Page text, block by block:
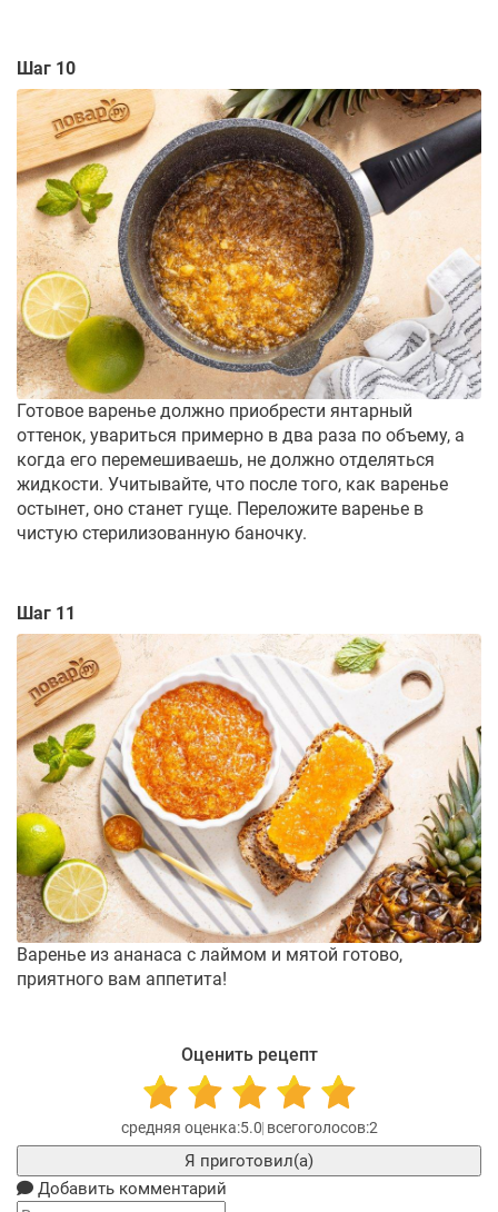
Шаг 10
Готовое варенье должно приобрести янтарный
оттенок, увариться примерно в два раза по объему, а
когда его перемешиваешь, не должно отделяться
жидкости. Учитывайте, что после того, как варенье
остынет, оно станет гуще. Переложите варенье в
чистую стерилизованную баночку.
Шаг 11
Варенье из ананаса с лаймом и мятой готово,
приятного вам аппетита!
Оценить рецепт
5.0 2
Я приготовил(а)
Добавить комментарий